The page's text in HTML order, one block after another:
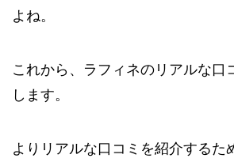
よね。
これから、ラフィネのリアルな口
します。
よりリアルな口コミを紹介するた